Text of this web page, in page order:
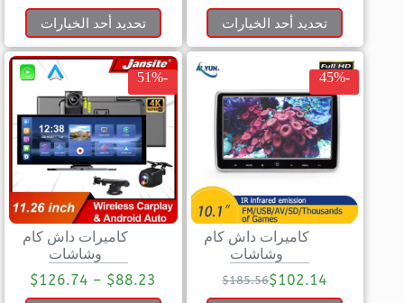
تحديد أحد الخيارات
تحديد أحد الخيارات
-45%
كاميرات داش كام
وشاشات
$185.56$102.14
-51%
كاميرات داش كام
وشاشات
$88.23
–
$126.74